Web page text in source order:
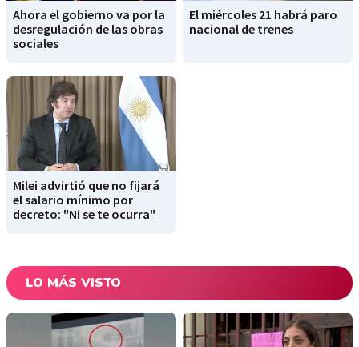
Ahora el gobierno va por la
desregulación de las obras
sociales
El miércoles 21 habrá paro
nacional de trenes
Milei advirtió que no fijará
el salario mínimo por
decreto: "Ni se te ocurra"
LO MÁS VISTO